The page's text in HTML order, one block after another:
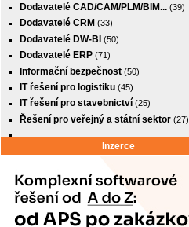
Dodavatelé CAD/CAM/PLM/BIM... (39)
Dodavatelé CRM (33)
Dodavatelé DW-BI (50)
Dodavatelé ERP (71)
Informační bezpečnost (50)
IT řešení pro logistiku (45)
IT řešení pro stavebnictví (25)
Řešení pro veřejný a státní sektor (27)
Inzerce